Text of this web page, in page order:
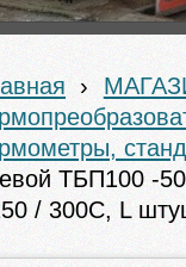
›
ТБП100 -
/ 300С, L